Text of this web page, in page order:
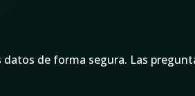
de forma segura. Las